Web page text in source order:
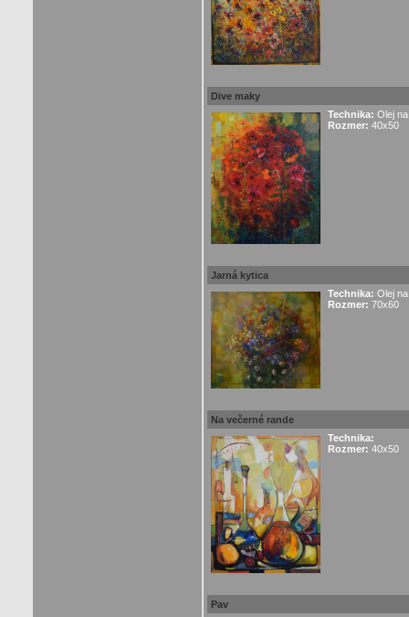
Dive maky
Technika: Olej
Rozmer: 40x50
Jarná kytica
Technika: Olej
Rozmer: 70x60
Na večerné rande
Technika:
Rozmer: 40x50
Pav